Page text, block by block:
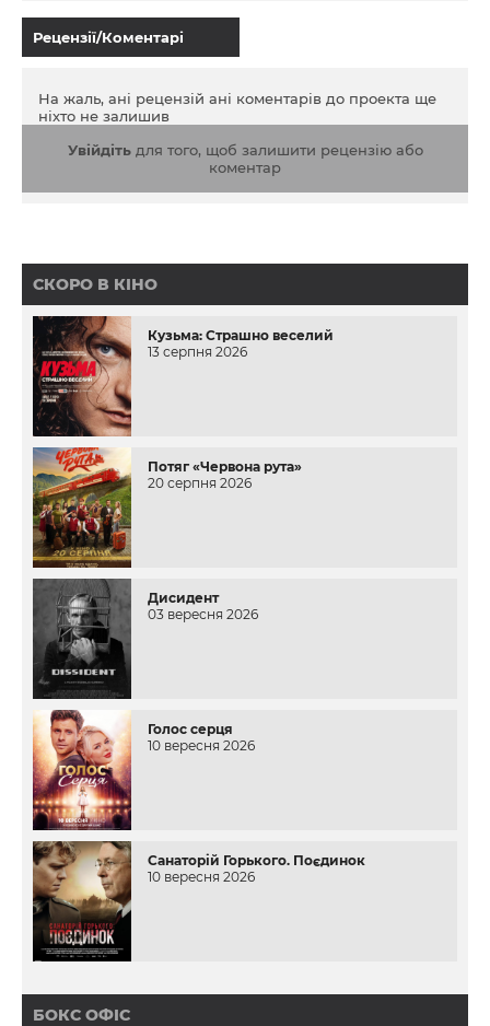
Рецензії/Коментарі
На жаль, ані рецензій ані коментарів до проекта ще
ніхто не залишив
Увійдітьдля того, щоб залишити рецензію або
коментар
СКОРО В КІНО
Кузьма: Страшно веселий
13 серпня 2026
Потяг «Червона рута»
20 серпня 2026
Дисидент
03 вересня 2026
Голос серця
10 вересня 2026
Санаторій Горького. Поєдинок
10 вересня 2026
БОКС ОФІС